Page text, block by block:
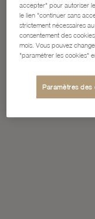
accepter" pour autoriser
le lien "continuer sans
strictement nécessaires
consentement des
mois. Vous pouvez
"paramétrer les cookies"
Paramètres des